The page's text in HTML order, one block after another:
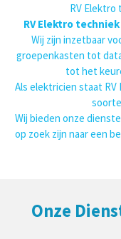
RV Elektro
RV Elektro techniek
Wij zijn inzetbaar
groepenkasten tot
tot het
Als elektricien staat RV
Wij bieden onze
op zoek zijn naar een
Onze